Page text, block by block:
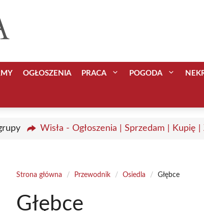
OGŁOSZENIA PRACA POGODA
Wisła - Ogłoszenia | Sprzedam | Kupię
Strona główna / Przewodnik / Osiedla / Głębce
Głębce